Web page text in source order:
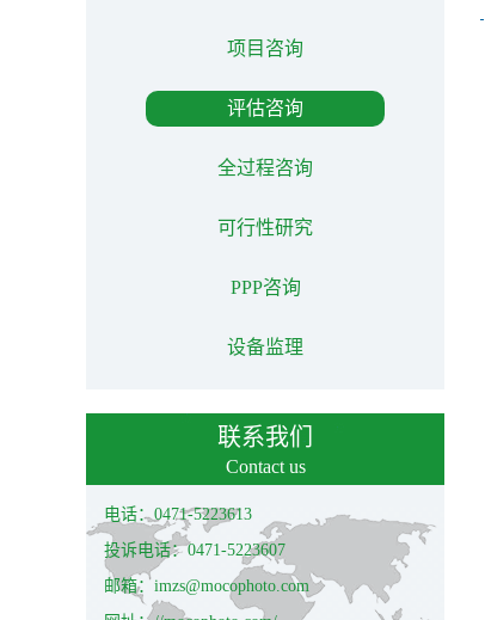
项目咨询
评估咨询
全过程咨询
可行性研究
PPP咨询
设备监理
联系我们
Contact us
电话：0471-5223613
投诉电话：0471-5223607
邮箱：imzs@mocophoto.com